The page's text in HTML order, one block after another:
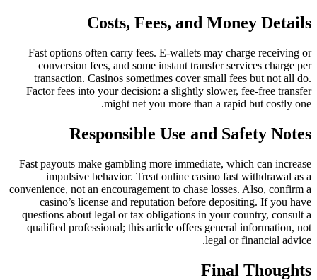
Costs, Fees, and Money Details
Fast options often carry fees. E-wallets may charge receiving or
conversion fees, and some instant transfer services charge per
transaction. Casinos sometimes cover small fees but not all do.
Factor fees into your decision: a slightly slower, fee-free transfer
might net you more than a rapid but costly one.
Responsible Use and Safety Notes
Fast payouts make gambling more immediate, which can increase
impulsive behavior. Treat online casino fast withdrawal as a
convenience, not an encouragement to chase losses. Also, confirm a
casino’s license and reputation before depositing. If you have
questions about legal or tax obligations in your country, consult a
qualified professional; this article offers general information, not
legal or financial advice.
Final Thoughts